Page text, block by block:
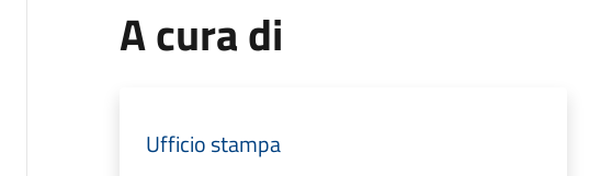
A cura di
Ufficio stampa